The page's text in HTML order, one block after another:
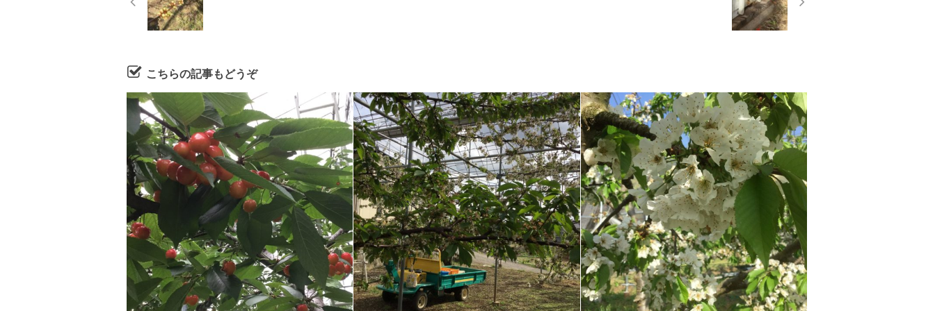
こちらの記事もどうぞ